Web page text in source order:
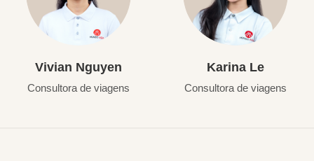
Vivian Nguyen
Consultora de viagens
Karina Le
Consultora de viagens